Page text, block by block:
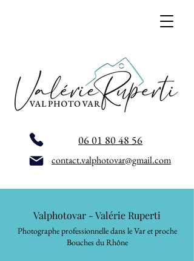
06 01 80 48 56
contact.valphotovar@gmail.com
Valphotovar - Valérie Ruperti
Photographe professionnelle dans le Var et proche
Bouches du Rhône